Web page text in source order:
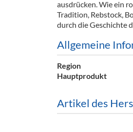
Kühlanhänger
ausdrücken. Wie ein
Tradition, Rebstock,
durch die Geschichte
Allgemeine
Region
Hauptprodukt
Artikel des